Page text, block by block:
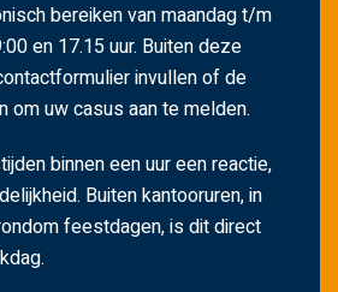
bereiken van maandag t/m
en 17.15 uur. Buiten deze
invullen of de
om uw casus aan te melden.
binnen een uur een reactie,
Buiten kantooruren, in
feestdagen, is dit direct